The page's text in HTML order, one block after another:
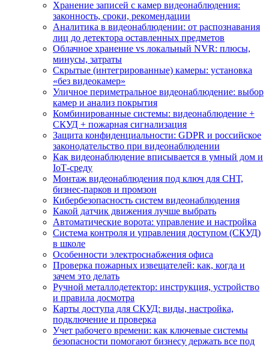
Хранение записей с камер видеонаблюдения:
законность, сроки, рекомендации
Аналитика в видеонаблюдении: от распознавания
лиц до детектора оставленных предметов
Облачное хранение vs локальный NVR: плюсы,
минусы, затраты
Скрытые (интегрированные) камеры: установка
«без видеокамер»
Уличное периметральное видеонаблюдение: выбор
камер и анализ покрытия
Комбинированные системы: видеонаблюдение +
СКУД + пожарная сигнализация
Защита конфиденциальности: GDPR и российское
законодательство при видеонаблюдении
Как видеонаблюдение вписывается в умный дом и
IoT‑среду
Монтаж видеонаблюдения под ключ для СНТ,
бизнес‑парков и промзон
Кибербезопасность систем видеонаблюдения
Какой датчик движения лучше выбрать
Автоматические ворота: управление и настройка
Система контроля и управления доступом (СКУД)
в школе
Особенности электроснабжения офиса
Проверка пожарных извещателей: как, когда и
зачем это делать
Ручной металлодетектор: инструкция, устройство
и правила досмотра
Карты доступа для СКУД: виды, настройка,
подключение и проверка
Учет рабочего времени: как ключевые системы
безопасности помогают бизнесу держать все под